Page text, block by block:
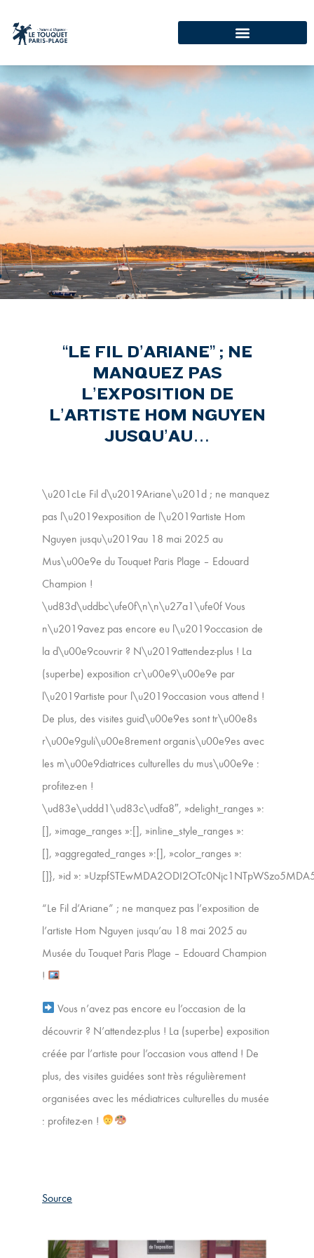
“LE FIL D’ARIANE” ; NE
MANQUEZ PAS
L’EXPOSITION DE
L’ARTISTE HOM NGUYEN
JUSQU’AU…
\u201cLe Fil d\u2019Ariane\u201d ; ne manquez
pas l\u2019exposition de l\u2019artiste Hom
Nguyen jusqu\u2019au 18 mai 2025 au
Mus\u00e9e du Touquet Paris Plage – Edouard
Champion !
\ud83d\uddbc\ufe0f\n\n\u27a1\ufe0f Vous
n\u2019avez pas encore eu l\u2019occasion de
la d\u00e9couvrir ? N\u2019attendez-plus ! La
(superbe) exposition cr\u00e9\u00e9e par
l\u2019artiste pour l\u2019occasion vous attend !
De plus, des visites guid\u00e9es sont tr\u00e8s
r\u00e9guli\u00e8rement organis\u00e9es avec
les m\u00e9diatrices culturelles du mus\u00e9e :
profitez-en !
\ud83e\uddd1\ud83c\udfa8″, »delight_ranges »:
[], »image_ranges »:[], »inline_style_ranges »:
[], »aggregated_ranges »:[], »color_ranges »:
[]}, »id »:
“Le Fil d’Ariane” ; ne manquez pas l’exposition de
l’artiste Hom Nguyen jusqu’au 18 mai 2025 au
Musée du Touquet Paris Plage – Edouard Champion
!
Vous n’avez pas encore eu l’occasion de la
découvrir ? N’attendez-plus ! La (superbe) exposition
créée par l’artiste pour l’occasion vous attend ! De
plus, des visites guidées sont très régulièrement
organisées avec les médiatrices culturelles du musée
: profitez-en !
Source